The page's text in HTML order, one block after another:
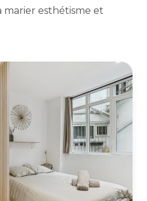
marier esthétisme et